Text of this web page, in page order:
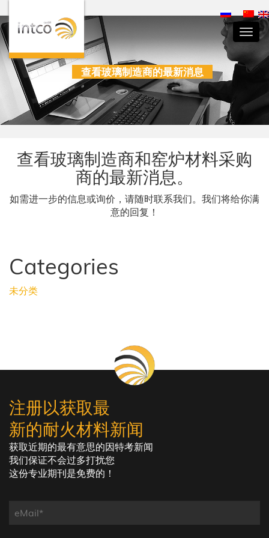
查看玻璃制造商的最新消息
查看玻璃制造商和窑炉材料采购
商的最新消息。
如需进一步的信息或询价，请随时联系我们。我们将给你满
意的回复！
Categories
未分类
注册以获取最
新的耐火材料新闻
获取近期的最有意思的因特考新闻
我们保证不会过多打扰您
这份专业期刊是免费的！